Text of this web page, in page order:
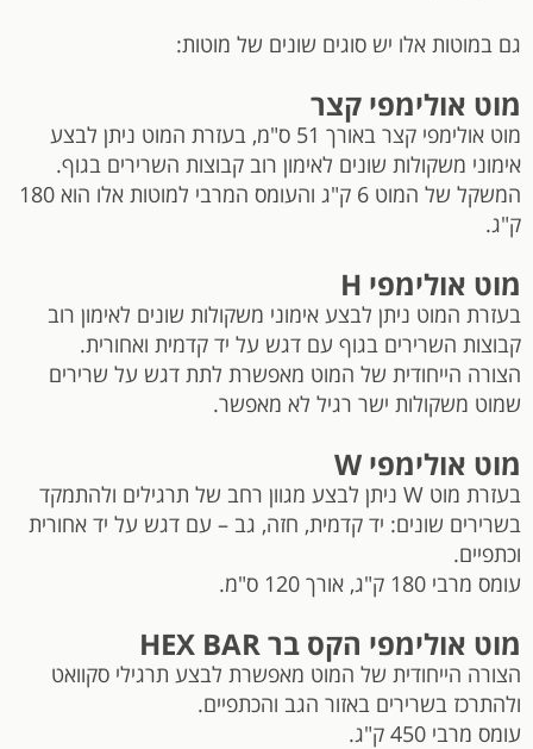
גם במוטות אלו יש סוגים שונים של מוטות:
מוט אולימפי קצר
מוט אולימפי קצר באורך 51 ס"מ, בעזרת המוט ניתן לבצע
אימוני משקולות שונים לאימון רוב קבוצות השרירים בגוף.
המשקל של המוט 6 ק"ג והעומס המרבי למוטות אלו הוא 180
ק"ג.
מוט אולימפי H
בעזרת המוט ניתן לבצע אימוני משקולות שונים לאימון רוב
קבוצות השרירים בגוף עם דגש על יד קדמית ואחורית.
הצורה הייחודית של המוט מאפשרת לתת דגש על שרירים
שמוט משקולות ישר רגיל לא מאפשר.
מוט אולימפי W
בעזרת מוט W ניתן לבצע מגוון רחב של תרגילים ולהתמקד
בשרירים שונים: יד קדמית, חזה, גב – עם דגש על יד אחורית
וכתפיים.
עומס מרבי 180 ק"ג, אורך 120 ס"מ.
מוט אולימפי הקס בר HEX BAR
הצורה הייחודית של המוט מאפשרת לבצע תרגילי סקוואט
ולהתרכז בשרירים באזור הגב והכתפיים.
עומס מרבי 450 ק"ג.